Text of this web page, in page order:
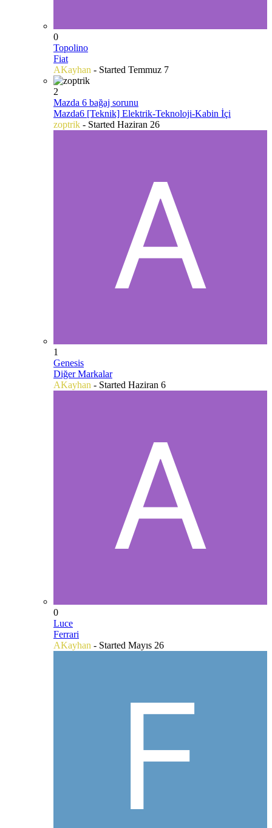
0
Topolino
Fiat
AKayhan - Started Temmuz 7
2
Mazda 6 bağaj sorunu
Mazda6 [Teknik] Elektrik-Teknoloji-Kabin İçi
zoptrik - Started Haziran 26
1
Genesis
Diğer Markalar
AKayhan - Started Haziran 6
0
Luce
Ferrari
AKayhan - Started Mayıs 26